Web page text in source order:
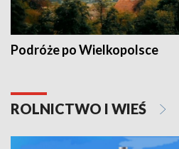
Podróże po Wielkopolsce
ROLNICTWO I WIEŚ